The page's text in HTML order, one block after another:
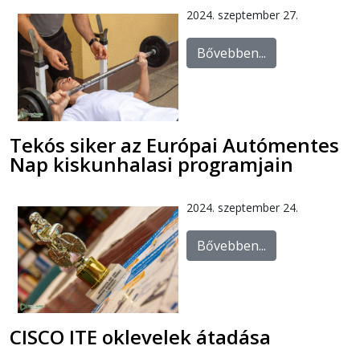
2024. szeptember 27.
Bővebben...
Tekós siker az Európai Autómentes
Nap kiskunhalasi programjain
2024. szeptember 24.
Bővebben...
CISCO ITE oklevelek átadása